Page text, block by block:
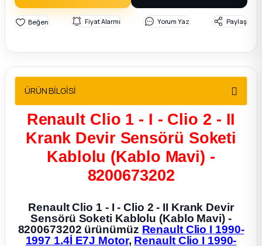
Parça
Parça
Fiyat Alarmı Yorum Yaz Paylaş
ÜRÜN BİLGİSİ
Renault Clio 1 - I - Clio 2 - II
Krank Devir Sensörü Soketi
Kablolu (Kablo Mavi) -
8200673202
Renault Clio 1 - I - Clio 2 - II Krank Devir
Sensörü Soketi Kablolu (Kablo Mavi) -
8200673202 ürünümüz Renault Clio I 1990-
1997 1.4İ E7J Motor, Renault Clio I 1990-